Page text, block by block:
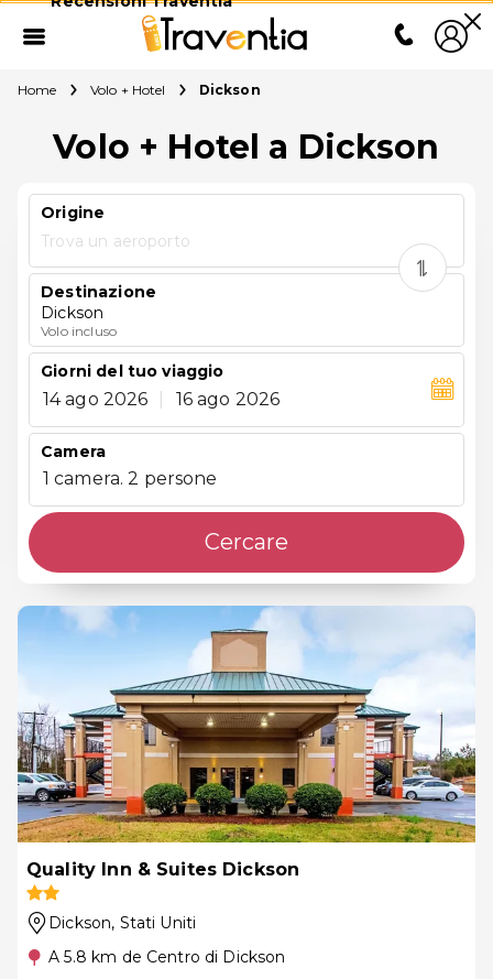
Home Volo + Hotel Dickson
Volo + Hotel a Dickson
Origine
Trova un aeroporto
Destinazione
Dickson
Volo incluso
Giorni del tuo viaggio
14 ago 2026 16 ago 2026
Camera
1 camera. 2 persone
Cercare
Quality Inn & Suites Dickson
Dickson, Stati Uniti
A 5.8 km de Centro di Dickson